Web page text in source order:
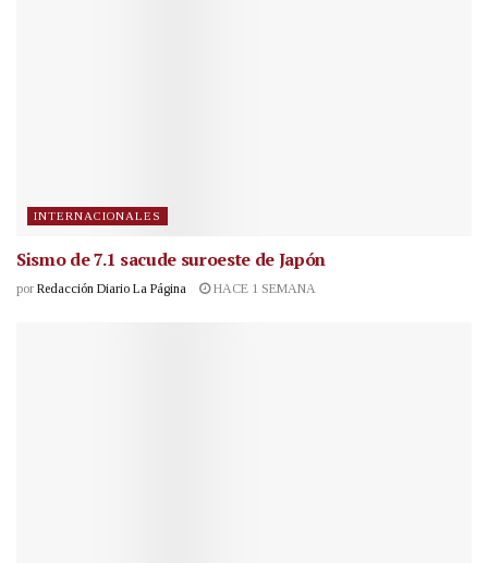
INTERNACIONALES
Sismo de 7.1 sacude suroeste de Japón
por Redacción Diario La Página HACE 1 SEMANA